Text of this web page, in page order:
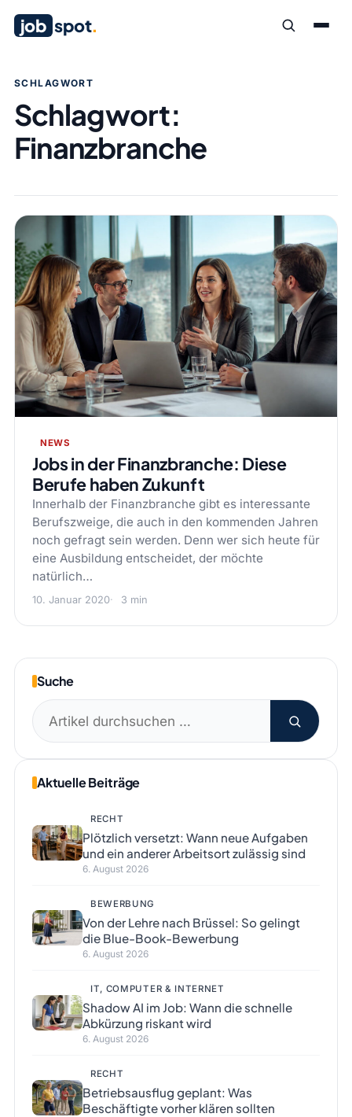
job spot.
SCHLAGWORT
Schlagwort:
Finanzbranche
NEWS
Jobs in der Finanzbranche: Diese
Berufe haben Zukunft
Innerhalb der Finanzbranche gibt es interessante
Berufszweige, die auch in den kommenden Jahren
noch gefragt sein werden. Denn wer sich heute für
eine Ausbildung entscheidet, der möchte
natürlich…
10. Januar 2020 3 min
Suche
Suchen
nach:
Aktuelle Beiträge
RECHT
Plötzlich versetzt: Wann neue Aufgaben
und ein anderer Arbeitsort zulässig sind
6. August 2026
BEWERBUNG
Von der Lehre nach Brüssel: So gelingt
die Blue-Book-Bewerbung
6. August 2026
IT, COMPUTER & INTERNET
Shadow AI im Job: Wann die schnelle
Abkürzung riskant wird
6. August 2026
RECHT
Betriebsausflug geplant: Was
Beschäftigte vorher klären sollten